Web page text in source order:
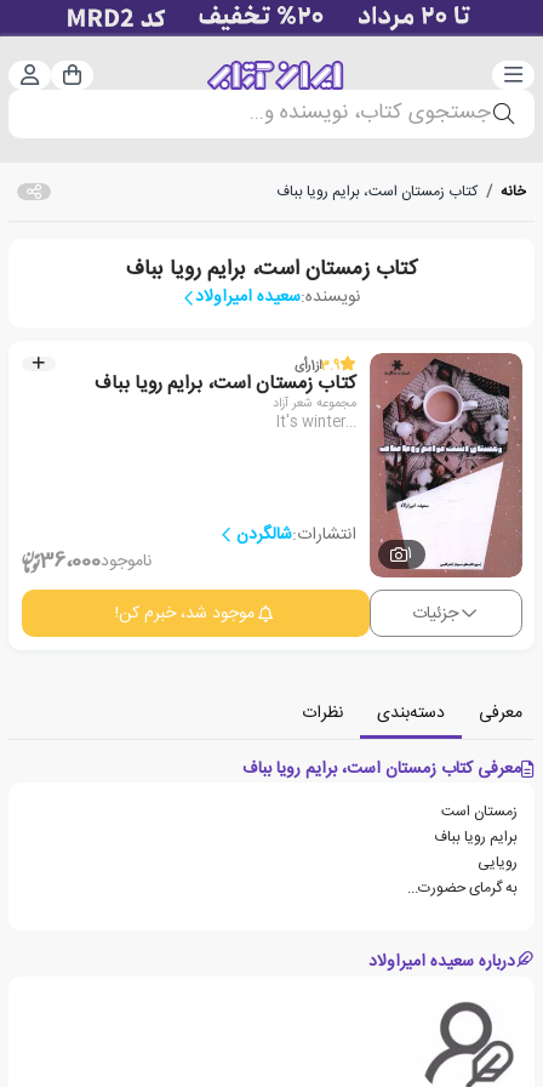
دسته‌بندی سبد
جستجوی کتاب، نویسنده و...
خانه / کتاب زمستان است، برایم رویا بباف
کتاب زمستان است، برایم رویا بباف
نویسنده:سعیده امیراولاد
1
3.9از1رأی
کتاب زمستان است، برایم رویا بباف
مجموعه شعر آزاد
It's winter...
انتشارات:شالگردن
ناموجود36،000
جزئیات موجود شد، خبرم کن!
معرفی دسته‌بندی
نظرات
معرفی کتاب زمستان است، برایم رویا بباف
زمستان است
برایم رویا بباف
رویایی
به گرمای حضورت...
درباره سعیده امیراولاد